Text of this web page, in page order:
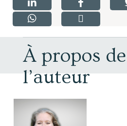
À propos de
l’auteur